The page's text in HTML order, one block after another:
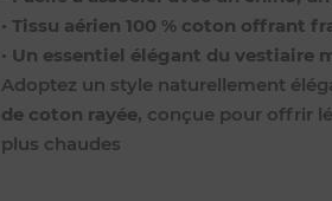
•Tissu aérien 100 % coton offrant
• Un essentiel élégant du vestiaire
Adoptez un style naturellement
de coton rayée, conçue pour offrir
plus chaudes